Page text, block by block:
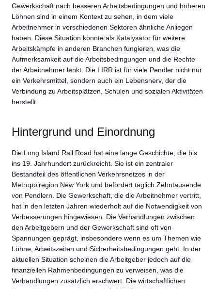
Gewerkschaft nach besseren Arbeitsbedingungen und höheren
Löhnen sind in einem Kontext zu sehen, in dem viele
Arbeitnehmer in verschiedenen Sektoren ähnliche Anliegen
haben. Diese Situation könnte als Katalysator für weitere
Arbeitskämpfe in anderen Branchen fungieren, was die
Aufmerksamkeit auf die Arbeitsbedingungen und die Rechte
der Arbeitnehmer lenkt. Die LIRR ist für viele Pendler nicht nur
ein Verkehrsmittel, sondern auch ein Lebensnerv, der die
Verbindung zu Arbeitsplätzen, Schulen und sozialen Aktivitäten
herstellt.
Hintergrund und Einordnung
Die Long Island Rail Road hat eine lange Geschichte, die bis
ins 19. Jahrhundert zurückreicht. Sie ist ein zentraler
Bestandteil des öffentlichen Verkehrsnetzes in der
Metropolregion New York und befördert täglich Zehntausende
von Pendlern. Die Gewerkschaft, die die Arbeitnehmer vertritt,
hat in den letzten Jahren wiederholt auf die Notwendigkeit von
Verbesserungen hingewiesen. Die Verhandlungen zwischen
den Arbeitgebern und der Gewerkschaft sind oft von
Spannungen geprägt, insbesondere wenn es um Themen wie
Löhne, Arbeitszeiten und Sicherheitsbedingungen geht. In der
aktuellen Situation scheinen die Arbeitgeber jedoch auf die
finanziellen Rahmenbedingungen zu verweisen, was die
Verhandlungen zusätzlich erschwert. Die wirtschaftlichen